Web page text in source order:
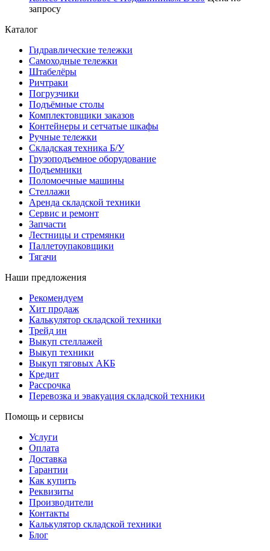
запросу
Каталог
Гидравлические тележки
Самоходные тележки
Штабелёры
Ричтраки
Погрузчики
Подъёмные столы
Комплектовщики заказов
Контейнеры и сетчатые шкафы
Ручные тележки
Складская техника Б/У
Грузоподъемное оборудование
Подъемники
Поломоечные машины
Стеллажи
Аренда складской техники
Сервис и ремонт
Запчасти
Лестницы и стремянки
Паллетоупаковщики
Тягачи
Наши предложения
Рекомендуем
Хит продаж
Калькулятор складской техники
Трейд ин
Выкуп стеллажей
Выкуп техники
Выкуп тяговых АКБ
Кредит
Рассрочка
Перевозка и эвакуация складской техники
Помощь и сервисы
Услуги
Оплата
Доставка
Гарантии
Как купить
Реквизиты
Производители
Контакты
Калькулятор складской техники
Блог